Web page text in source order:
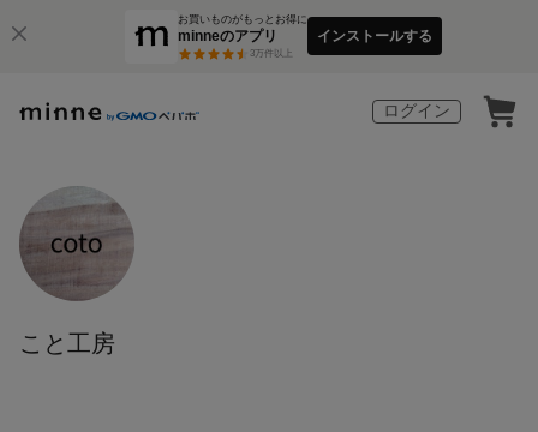
お買いものがもっとお得に
minneのアプリ
3万件以上
インストールする
ログイン
こと工房